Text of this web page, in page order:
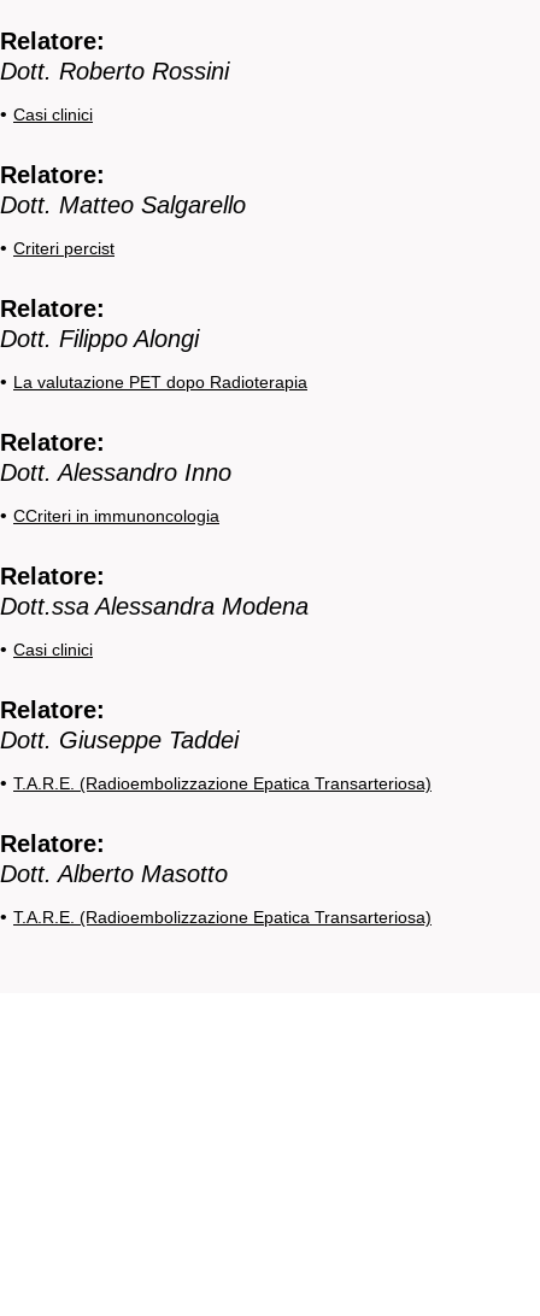
Relatore:
Dott. Roberto Rossini
• Casi clinici
Relatore:
Dott. Matteo Salgarello
• Criteri percist
Relatore:
Dott. Filippo Alongi
• La valutazione PET dopo Radioterapia
Relatore:
Dott. Alessandro Inno
• CCriteri in immunoncologia
Relatore:
Dott.ssa Alessandra Modena
• Casi clinici
Relatore:
Dott. Giuseppe Taddei
• T.A.R.E. (Radioembolizzazione Epatica Transarteriosa)
Relatore:
Dott. Alberto Masotto
• T.A.R.E. (Radioembolizzazione Epatica Transarteriosa)